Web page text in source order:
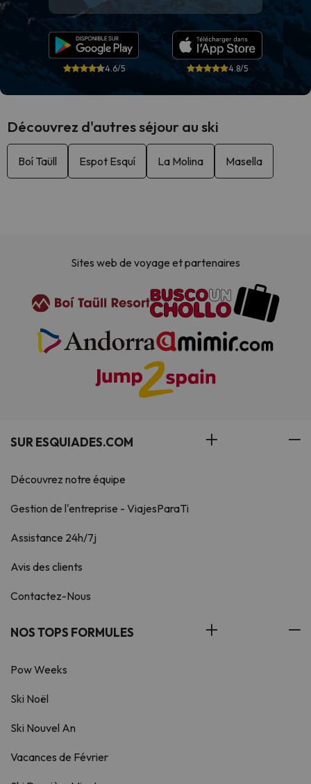
4.6/5 4.8/5
Découvrez d'autres séjour au ski
Boí Taüll Espot Esquí La Molina Masella
Sites web de voyage et partenaires
SUR ESQUIADES.COM
Découvrez notre équipe
Gestion de l'entreprise - ViajesParaTi
Assistance 24h/7j
Avis des clients
Contactez-Nous
NOS TOPS FORMULES
Pow Weeks
Ski Noël
Ski Nouvel An
Vacances de Février